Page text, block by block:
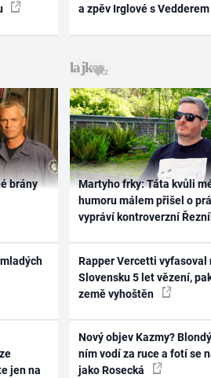
a zpěv Irglové s Vedderem
brány
jen na
Martyho frky: Táta kvůli
humoru málem přišel o
vypráví kontroverzní
Rapper Vercetti vyfasoval
Slovensku 5 let vězení,
země vyhoštěn
Nový objev Kazmy?
ním vodí za ruce a fotí se
jako Rosecká